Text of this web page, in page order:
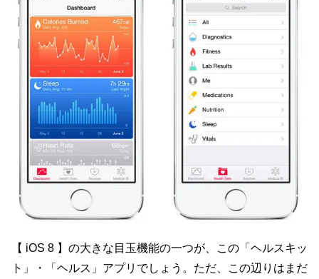
【 iOS 8 】の大きな目玉機能の一つが、この「ヘルスキッ
ト」・「ヘルス」アプリでしょう。ただ、この辺りはまだ